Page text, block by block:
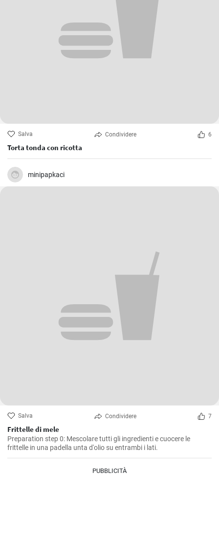
Salva Condividere 6
Torta tonda con ricotta
minipapkaci
Salva Condividere 7
Frittelle di mele
Preparation step 0: Mescolare tutti gli ingredienti e cuocere le
frittelle in una padella unta d'olio su entrambi i lati.
PUBBLICITÀ